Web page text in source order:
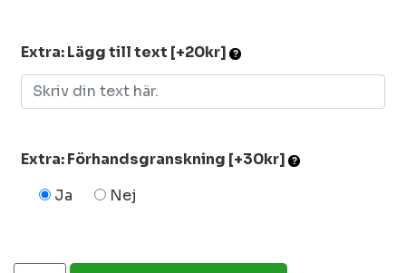
Extra: Lägg till text [+20kr]
Extra: Förhandsgranskning [+30kr]
Ja
Nej